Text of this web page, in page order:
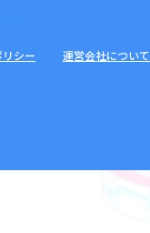
シー 運営会社について